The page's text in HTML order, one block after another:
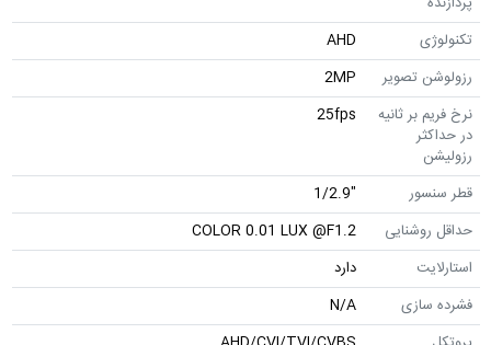
تصویر
2MP
بر ثانیه
25fps
"1/2.9
COLOR 0.01 LUX @F1.2
N/A